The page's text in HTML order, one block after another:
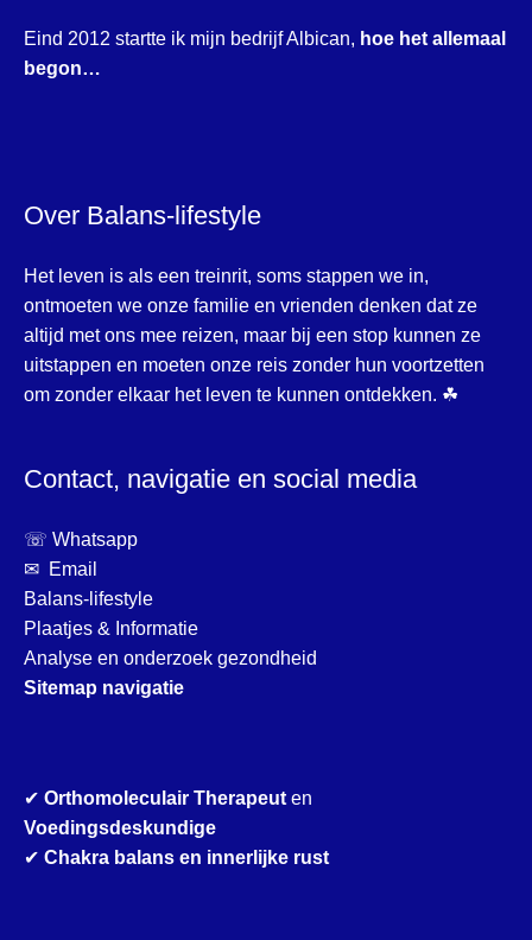
Eind 2012 startte ik mijn bedrijf Albican, hoe het allemaal
begon…
Over Balans-lifestyle
Het leven is als een treinrit, soms stappen we in,
ontmoeten we onze familie en vrienden denken dat ze
altijd met ons mee reizen, maar bij een stop kunnen ze
uitstappen en moeten onze reis zonder hun voortzetten
om zonder elkaar het leven te kunnen ontdekken. ☘
Contact, navigatie en social media
☏ Whatsapp
✉ Email
Balans-lifestyle
Plaatjes & Informatie
Analyse en onderzoek gezondheid
Sitemap navigatie
✔ Orthomoleculair Therapeuten
Voedingsdeskundige
✔ Chakra balans en innerlijke rust